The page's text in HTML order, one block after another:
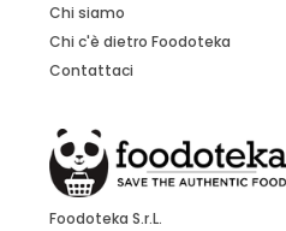
Chi siamo
Chi c'è dietro Foodoteka
Contattaci
Foodoteka S.r.L.